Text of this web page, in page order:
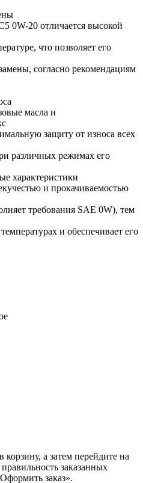
замены
0W-20 отличается высокой
что позволяет его
согласно рекомендациям
износа
масла и
защиту от износа всех
различных режимах его
характеристики
и прокачиваемостью
требования SAE 0W), тем
и обеспечивает его
а затем перейдите на
заказанных
заказ».